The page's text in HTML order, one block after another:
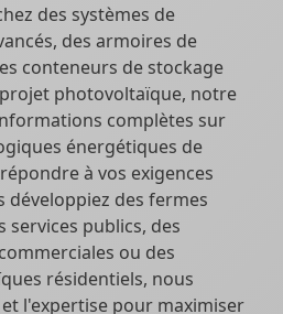
des systèmes de
des armoires de
conteneurs de stockage
photovoltaïque, notre
complètes sur
énergétiques de
à vos exigences
développiez des fermes
services publics, des
ou des
résidentiels, nous
l'expertise pour maximiser